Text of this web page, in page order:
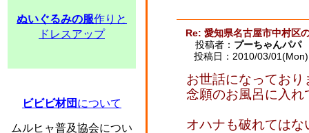
ぬいぐるみの服作りと
ドレスアップ
ビビビ材団 について
ムルヒャ普及協会につい
Re: 愛知県名古屋市中村区
投稿者： プーちゃんパパ
投稿日：2010/03/
お世話になっており
念願のお風呂に入
オハナも破れては